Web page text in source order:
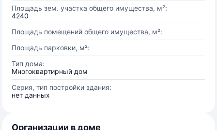
Площадь зем. участка общего имущества, м²:
4240
Площадь помещений общего имущества, м²:
Площадь парковки, м²:
Тип дома:
Многоквартирный дом
Серия, тип постройки здания:
нет данных
Организации в доме